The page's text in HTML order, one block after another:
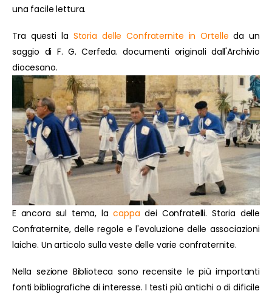
una facile lettura.
Tra questi la Storia delle Confraternite in Ortelle da un
saggio di F. G. Cerfeda. documenti originali dall'Archivio
diocesano.
E ancora sul tema, lacappa dei Confratelli. Storia delle
Confraternite, delle regole e l'evoluzione delle associazioni
laiche. Un articolo sulla veste delle varie confraternite.
Nella sezione Biblioteca sono recensite le più importanti
fonti bibliografiche di interesse. I testi più antichi o di dificile